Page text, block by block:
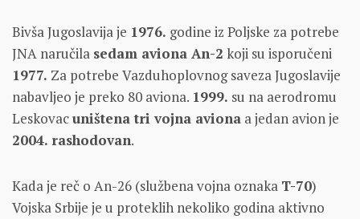
Bivša Jugoslavija je 1976. godine iz Poljske za potrebe
JNA naručila sedam aviona An-2 koji su isporučeni
1977. Za potrebe Vazduhoplovnog saveza Jugoslavije
nabavljeo je preko 80 aviona. 1999. su na aerodromu
Leskovacuništena tri vojna aviona a jedan avion je
2004. rashodovan.
Kada je reč o An-26 (službena vojna oznaka T-70)
Vojska Srbije je u proteklih nekoliko godina aktivno